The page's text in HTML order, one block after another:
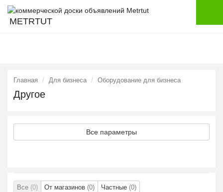
METRTUT
Главная Для бизнеса Оборудование для бизнеса
Другое
Все параметры
Все (0) От магазинов (0) Частные (0)